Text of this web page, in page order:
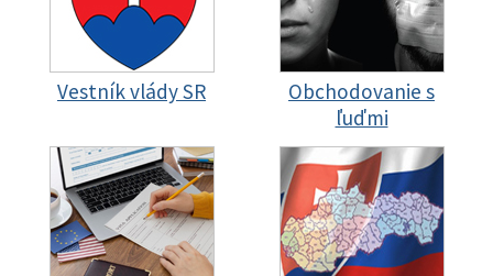
Vestník vlády SR
Obchodovanie s
ľuďmi